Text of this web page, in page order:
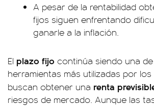
A pesar de la rentabilidad
fijos siguen enfrentando
ganarle a la inflación.
El plazo fijo continúa siendo una
herramientas más utilizadas por
buscan obtener una renta
riesgos de mercado. Aunque las